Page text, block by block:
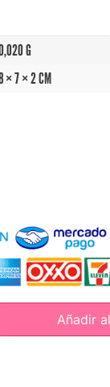
G
× 7 × 2 CM
Añadir